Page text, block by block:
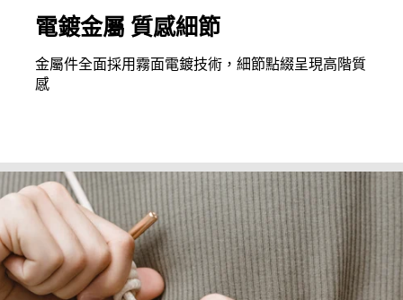
電鍍金屬 質感細節
金屬件全面採用霧面電鍍技術，細節點綴呈現高階質
感